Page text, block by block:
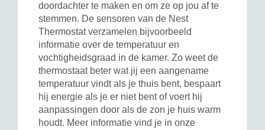
doordachter te maken en om ze op jou af te
stemmen. De sensoren van de Nest
Thermostat verzamelen bijvoorbeeld
informatie over de temperatuur en
vochtigheidsgraad in de kamer. Zo weet de
thermostaat beter wat jij een aangename
temperatuur vindt als je thuis bent, bespaart
hij energie als je er niet bent of voert hij
aanpassingen door als de zon je huis warm
houdt. Meer informatie vind je in onze